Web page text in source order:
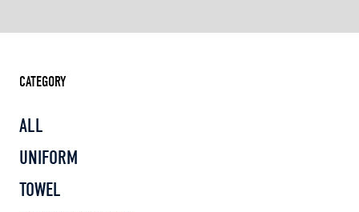
CATEGORY
ALL
UNIFORM
TOWEL